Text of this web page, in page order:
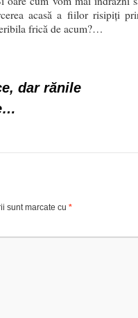
acasă a fiilor risipiți
frică de acum?…
dar rănile
sunt marcate cu *